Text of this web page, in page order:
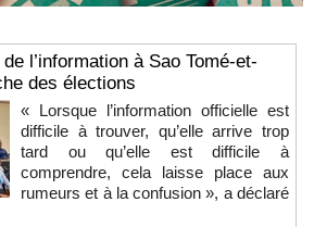
l’information à Sao Tomé-et-
des élections
« Lorsque l’information officielle est
difficile à trouver, qu’elle arrive trop
tard ou qu’elle est difficile à
comprendre, cela laisse place aux
rumeurs et à la confusion », a déclaré